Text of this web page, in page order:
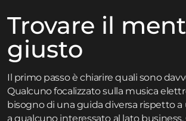
Trovare il
giusto
Il primo passo è chiarire quali sono
Qualcuno focalizzato sulla musica
bisogno di una guida diversa rispetto
a qualcuno interessato al lato